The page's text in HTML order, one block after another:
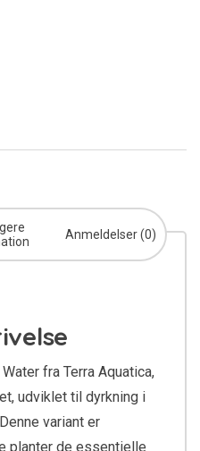
Anmeldelser (0)
fra Terra Aquatica,
udviklet til dyrkning i
variant er
planter de essentielle